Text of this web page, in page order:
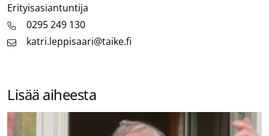
Befattning
Erityisasiantuntija
0295 249 130
katri.leppisaari@taike.fi
Lisää aiheesta